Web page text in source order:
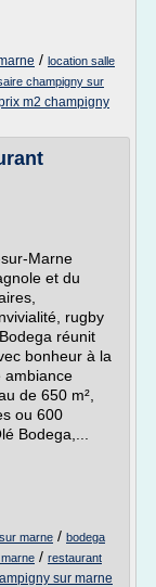
/ location salle
champigny sur
m2 champigny
Marne
et du
rugby
réunit
bonheur à la
ambiance
de 650 m²,
ou 600
Bodega,...
marne / bodega
/ restaurant
sur marne